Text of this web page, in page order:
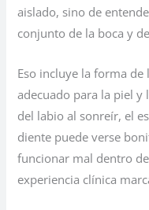
aislado, sino de
conjunto de la boca y
Eso incluye la forma
adecuado para la piel y
del labio al sonreír, el
diente puede verse
funcionar mal dentro
experiencia clínica